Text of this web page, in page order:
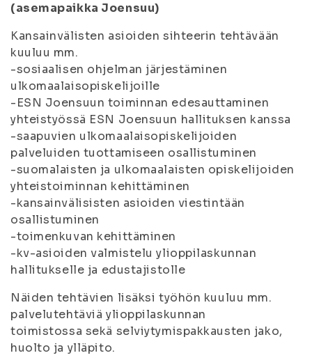
(asemapaikka Joensuu)
Kansainvälisten asioiden sihteerin tehtävään
kuuluu mm.
-sosiaalisen ohjelman järjestäminen
ulkomaalaisopiskelijoille
-ESN Joensuun toiminnan edesauttaminen
yhteistyössä ESN Joensuun hallituksen kanssa
-saapuvien ulkomaalaisopiskelijoiden
palveluiden tuottamiseen osallistuminen
-suomalaisten ja ulkomaalaisten opiskelijoiden
yhteistoiminnan kehittäminen
-kansainvälisisten asioiden viestintään
osallistuminen
-toimenkuvan kehittäminen
-kv-asioiden valmistelu ylioppilaskunnan
hallitukselle ja edustajistolle
Näiden tehtävien lisäksi työhön kuuluu mm.
palvelutehtäviä ylioppilaskunnan
toimistossa sekä selviytymispakkausten jako,
huolto ja ylläpito.